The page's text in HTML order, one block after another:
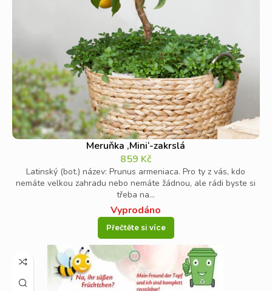
Meruňka ‚Mini‘-zakrslá
859 Kč
Latinský (bot.) název: Prunus armeniaca. Pro ty z vás, kdo
nemáte velkou zahradu nebo nemáte žádnou, ale rádi byste si
třeba na...
Vyprodáno
Přečtěte si více